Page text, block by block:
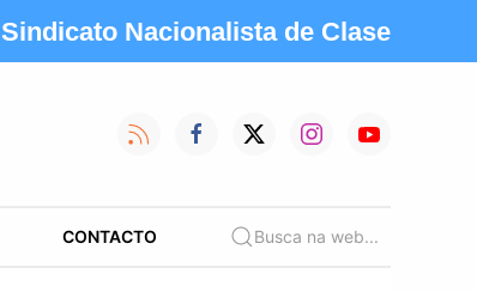
Sindicato Nacionalista de Clase
CONTACTO Busca na web...